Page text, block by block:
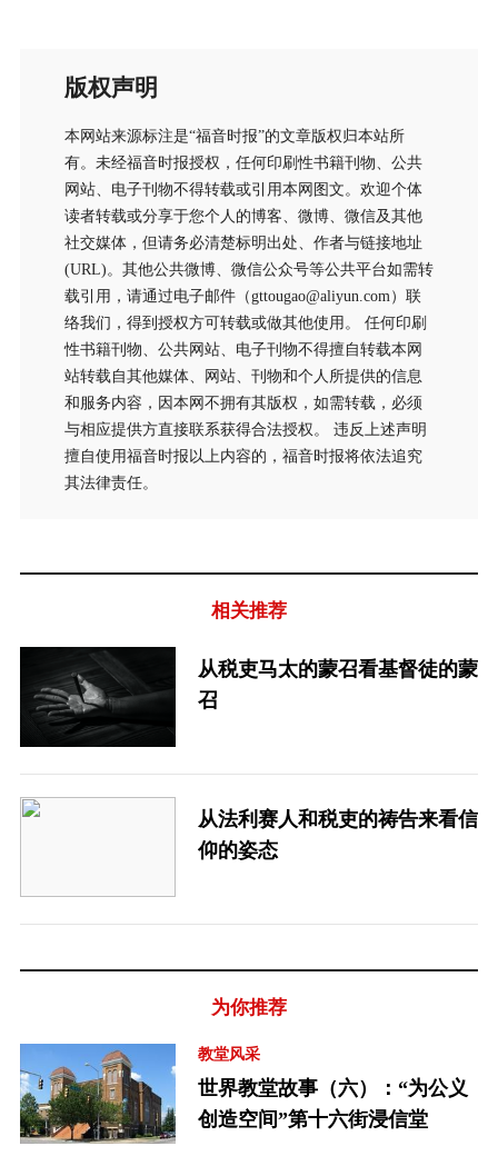
版权声明
本网站来源标注是“福音时报”的文章版权归本站所
有。未经福音时报授权，任何印刷性书籍刊物、公共
网站、电子刊物不得转载或引用本网图文。欢迎个体
读者转载或分享于您个人的博客、微博、微信及其他
社交媒体，但请务必清楚标明出处、作者与链接地址
(URL)。其他公共微博、微信公众号等公共平台如需转
载引用，请通过电子邮件（gttougao@aliyun.com）联
络我们，得到授权方可转载或做其他使用。 任何印刷
性书籍刊物、公共网站、电子刊物不得擅自转载本网
站转载自其他媒体、网站、刊物和个人所提供的信息
和服务内容，因本网不拥有其版权，如需转载，必须
与相应提供方直接联系获得合法授权。 违反上述声明
擅自使用福音时报以上内容的，福音时报将依法追究
其法律责任。
相关推荐
从税吏马太的蒙召看基督徒的蒙
召
从法利赛人和税吏的祷告来看信
仰的姿态
为你推荐
教堂风采
世界教堂故事（六）：“为公义
创造空间”第十六街浸信堂